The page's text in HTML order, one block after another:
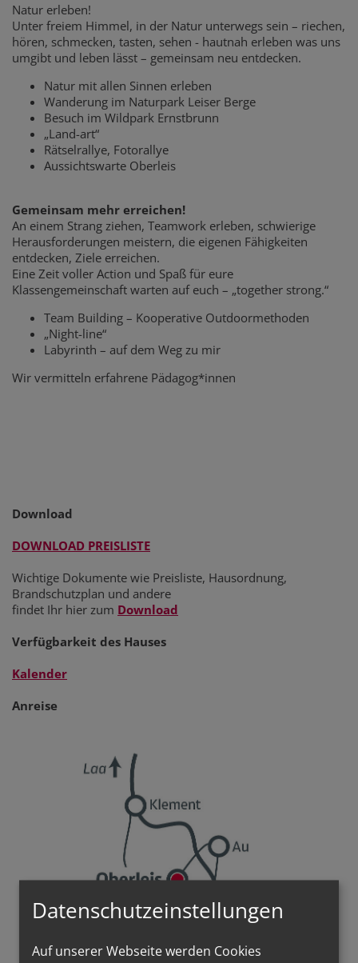
Natur erleben!
Unter freiem Himmel, in der Natur unterwegs sein – riechen,
hören, schmecken, tasten, sehen - hautnah erleben was uns
umgibt und leben lässt – gemeinsam neu entdecken.
Natur mit allen Sinnen erleben
Wanderung im Naturpark Leiser Berge
Besuch im Wildpark Ernstbrunn
„Land-art“
Rätselrallye, Fotorallye
Aussichtswarte Oberleis
Gemeinsam mehr erreichen!
An einem Strang ziehen, Teamwork erleben, schwierige
Herausforderungen meistern, die eigenen Fähigkeiten
entdecken, Ziele erreichen.
Eine Zeit voller Action und Spaß für eure
Klassengemeinschaft warten auf euch – „together strong.“
Team Building – Kooperative Outdoormethoden
„Night-line“
Labyrinth – auf dem Weg zu mir
Wir vermitteln erfahrene Pädagog*innen
Download
DOWNLOAD PREISLISTE
Wichtige Dokumente wie Preisliste, Hausordnung,
Brandschutzplan und andere
findet Ihr hier zum Download
Verfügbarkeit des Hauses
Kalender
Anreise
Datenschutzeinstellungen
Auf unserer Webseite werden Cookies